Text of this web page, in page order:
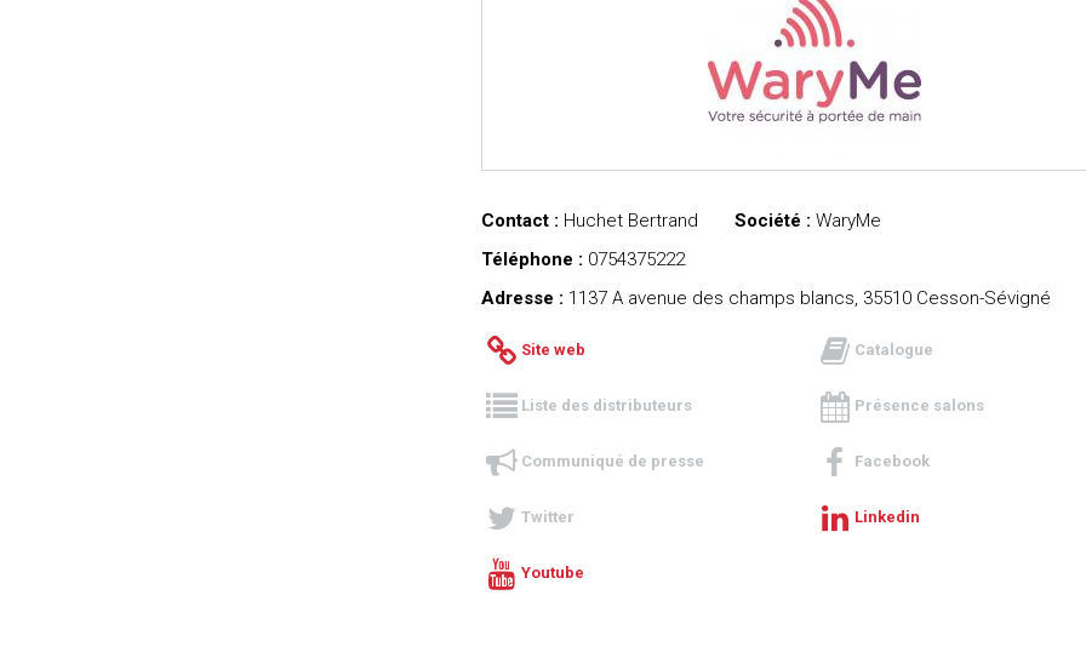
Contact : Huchet Bertrand Société : WaryMe
Téléphone : 0754375222
Adresse : 1137 A avenue des champs blancs, 35510 Cesson-Sévigné
Site web Catalogue
Liste des distributeurs Présence salons
Communiqué de presse Facebook
Twitter Linkedin
Youtube